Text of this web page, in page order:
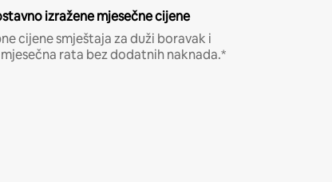
izražene mjesečne cijene
cijene smještaja za duži boravak i
rata bez dodatnih naknada.*